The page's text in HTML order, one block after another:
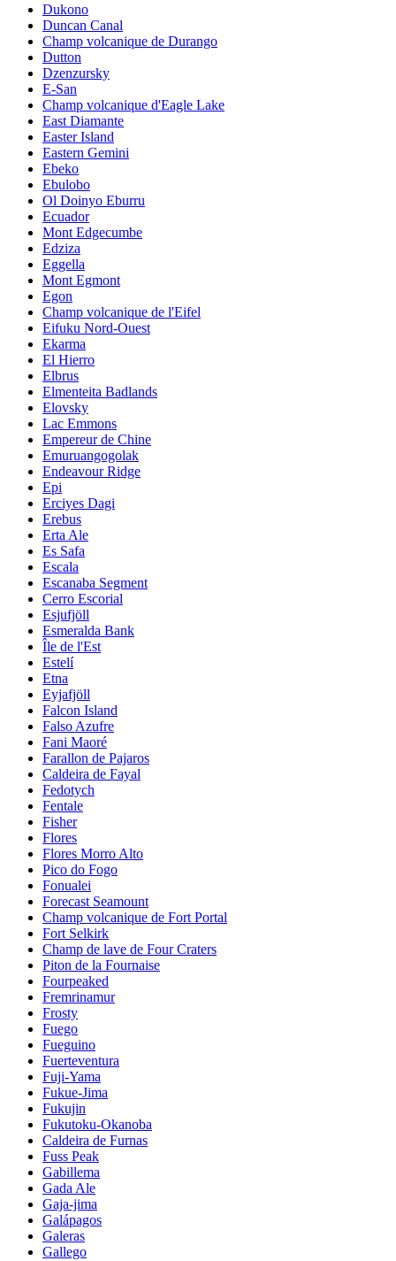
Dukono
Duncan Canal
Champ volcanique de Durango
Dutton
Dzenzursky
E-San
Champ volcanique d'Eagle Lake
East Diamante
Easter Island
Eastern Gemini
Ebeko
Ebulobo
Ol Doinyo Eburru
Ecuador
Mont Edgecumbe
Edziza
Eggella
Mont Egmont
Egon
Champ volcanique de l'Eifel
Eifuku Nord-Ouest
Ekarma
El Hierro
Elbrus
Elmenteita Badlands
Elovsky
Lac Emmons
Empereur de Chine
Emuruangogolak
Endeavour Ridge
Epi
Erciyes Dagi
Erebus
Erta Ale
Es Safa
Escala
Escanaba Segment
Cerro Escorial
Esjufjöll
Esmeralda Bank
Île de l'Est
Estelí
Etna
Eyjafjöll
Falcon Island
Falso Azufre
Fani Maoré
Farallon de Pajaros
Caldeira de Fayal
Fedotych
Fentale
Fisher
Flores
Flores Morro Alto
Pico do Fogo
Fonualei
Forecast Seamount
Champ volcanique de Fort Portal
Fort Selkirk
Champ de lave de Four Craters
Piton de la Fournaise
Fourpeaked
Fremrinamur
Frosty
Fuego
Fueguino
Fuerteventura
Fuji-Yama
Fukue-Jima
Fukujin
Fukutoku-Okanoba
Caldeira de Furnas
Fuss Peak
Gabillema
Gada Ale
Gaja-jima
Galápagos
Galeras
Gallego